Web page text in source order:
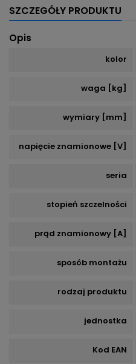
SZCZEGÓŁY PRODUKTU
Opis
kolor
waga [kg]
wymiary [mm]
napięcie znamionowe [V]
seria
stopień szczelności
prąd znamionowy [A]
sposób montażu
rodzaj produktu
jednostka
Kod EAN